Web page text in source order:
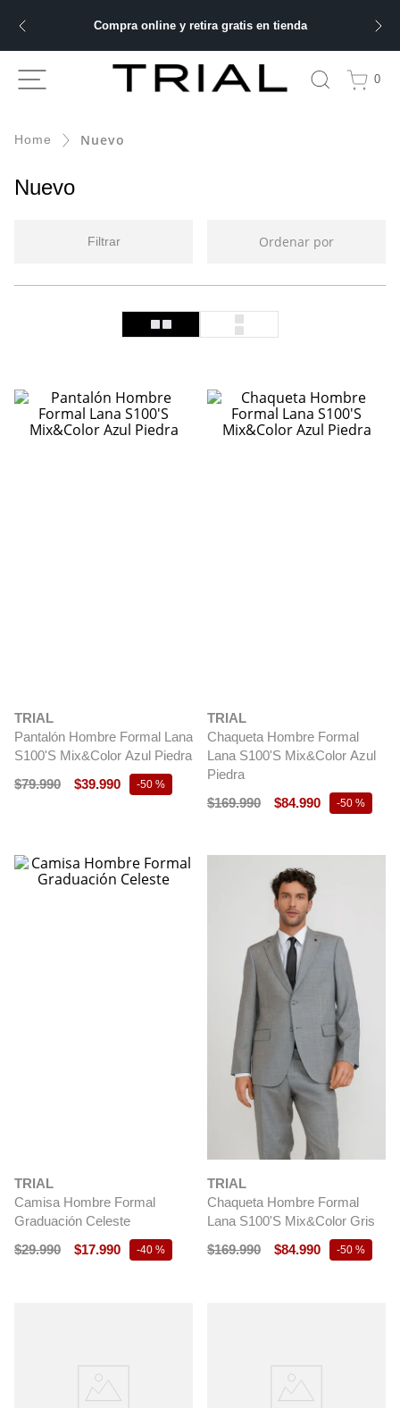
Compra online y retira gratis en tienda
0
Nuevo
Nuevo
Filtrar Ordenar por
TRIAL
Pantalón Hombre Formal Lana
S100'S Mix&Color Azul Piedra
$79.990 $39.990 -50 %
TRIAL
Chaqueta Hombre Formal
Lana S100'S Mix&Color Azul
Piedra
$169.990 $84.990 -50 %
TRIAL
Camisa Hombre Formal
Graduación Celeste
$29.990 $17.990 -40 %
TRIAL
Chaqueta Hombre Formal
Lana S100'S Mix&Color Gris
$169.990 $84.990 -50 %
BUSCADOS